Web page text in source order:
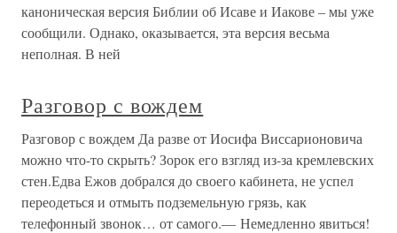
каноническая версия Библии об Исаве и Иакове – мы уже
сообщили. Однако, оказывается, эта версия весьма
неполная. В ней
Разговор с вождем
Разговор с вождем Да разве от Иосифа Виссарионовича
можно что-то скрыть? Зорок его взгляд из-за кремлевских
стен.Едва Ежов добрался до своего кабинета, не успел
переодеться и отмыть подземельную грязь, как
телефонный звонок… от самого.— Немедленно явиться!